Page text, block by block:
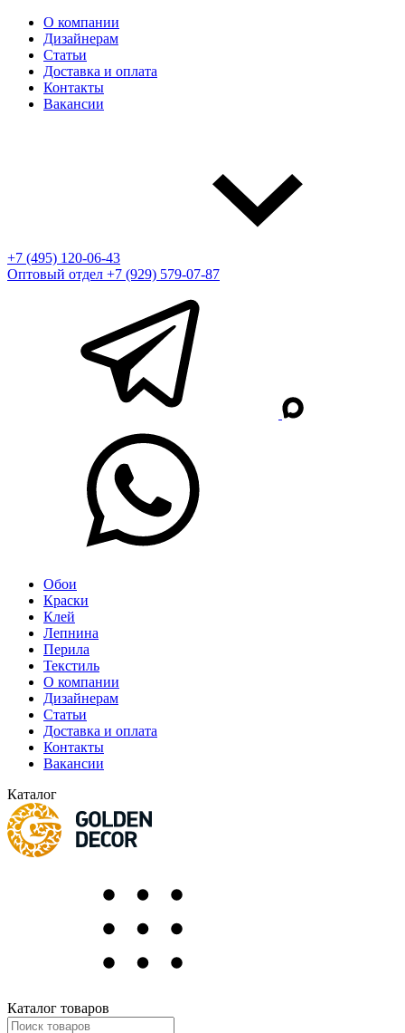
О компании
Дизайнерам
Статьи
Доставка и оплата
Контакты
Вакансии
+7 (495) 120-06-43
Оптовый отдел +7 (929) 579-07-87
Обои
Краски
Клей
Лепнина
Перила
Текстиль
О компании
Дизайнерам
Статьи
Доставка и оплата
Контакты
Вакансии
Каталог
Каталог товаров